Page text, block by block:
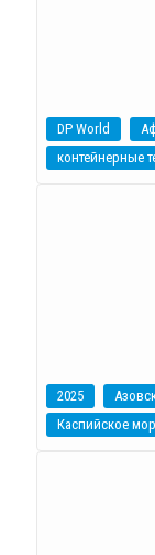
DP World
2025
Каспийское